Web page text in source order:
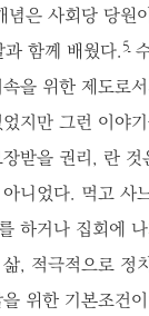
념은 사회당 당원
과 함께 배웠다.5
을 위한 제도로
지만 그런 이야
받을 권리, 란
니었다. 먹고 사
하거나 집회에
, 적극적으로 정
위한 기본조건